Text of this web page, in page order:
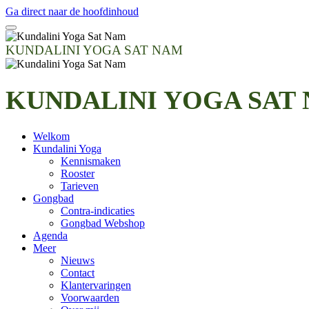
Ga direct naar de hoofdinhoud
KUNDALINI YOGA SAT NAM
KUNDALINI YOGA SAT
Welkom
Kundalini Yoga
Kennismaken
Rooster
Tarieven
Gongbad
Contra-indicaties
Gongbad Webshop
Agenda
Meer
Nieuws
Contact
Klantervaringen
Voorwaarden